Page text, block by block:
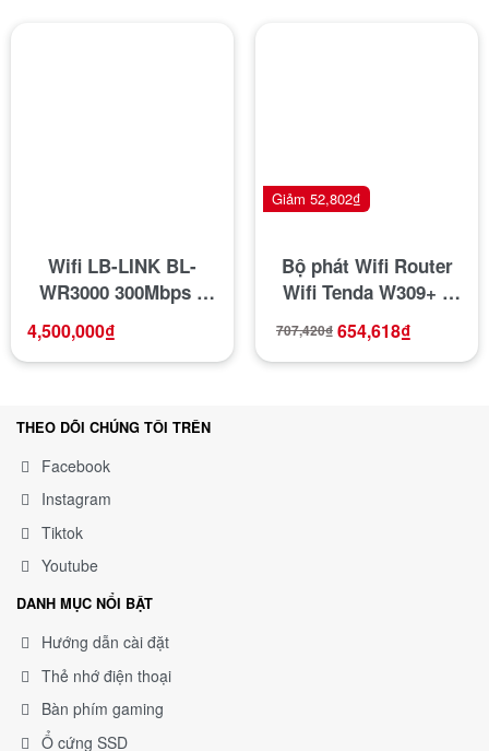
Wifi LB-LINK BL-
WR3000 300Mbps 3
4,500,000₫
Bộ phát Wifi Router
Wifi Tenda W309+ 2
tường cực mạnh có
khả năng kích sóng
707,420₫ 654,618₫
Giảm 52,802₫
THEO DÕI CHÚNG TÔI TRÊN
Facebook
Instagram
Tiktok
Youtube
DANH MỤC NỔI BẬT
Hướng dẫn cài đặt
Thẻ nhớ điện thoại
Bàn phím gaming
Ổ cứng SSD